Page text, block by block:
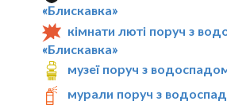
«Блискавка»
кімнати люті поруч з
«Блискавка»
музеї поруч з
мурали поруч з